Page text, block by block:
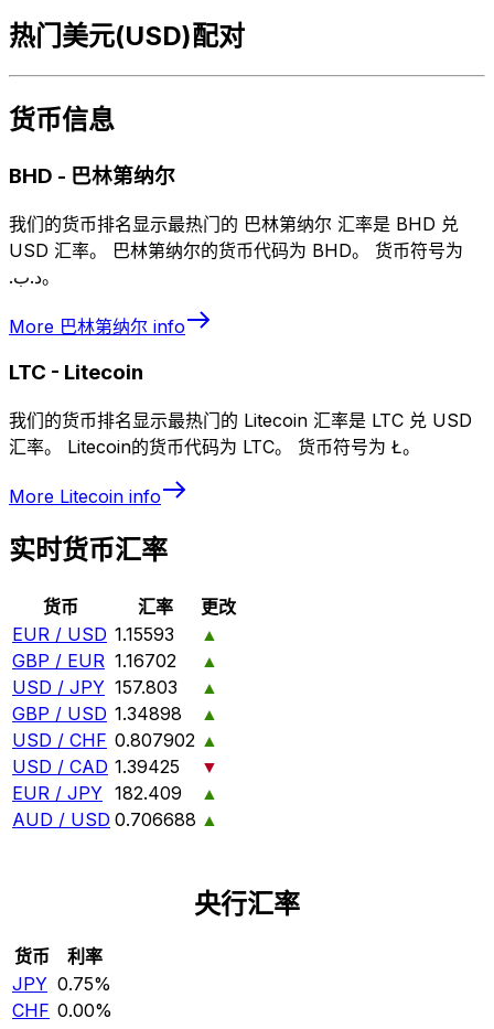
热门美元(USD)配对
货币信息
BHD - 巴林第纳尔
我们的货币排名显示最热门的 巴林第纳尔 汇率是 BHD 兑
USD 汇率。 巴林第纳尔的货币代码为 BHD。 货币符号为
.د.ب。
More 巴林第纳尔 info
LTC - Litecoin
我们的货币排名显示最热门的 Litecoin 汇率是 LTC 兑 USD
汇率。 Litecoin的货币代码为 LTC。 货币符号为 Ł。
More Litecoin info
实时货币汇率
货币 汇率
更改
EUR / USD 1.15593
▲
GBP / EUR 1.16702
▲
USD / JPY 157.803
▲
GBP / USD 1.34898
▲
USD / CHF 0.807902 ▲
USD / CAD 1.39425
▼
EUR / JPY 182.409
▲
AUD / USD 0.706688 ▲
央行汇率
货币
利率
JPY 0.75%
CHF 0.00%